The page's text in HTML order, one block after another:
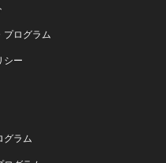
プログラム
シー
グラム